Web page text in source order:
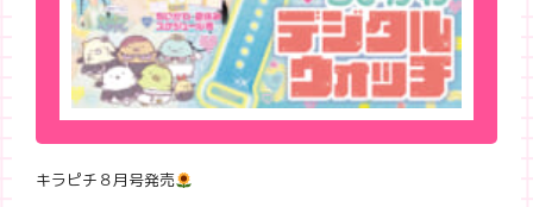
キラピチ８月号発売